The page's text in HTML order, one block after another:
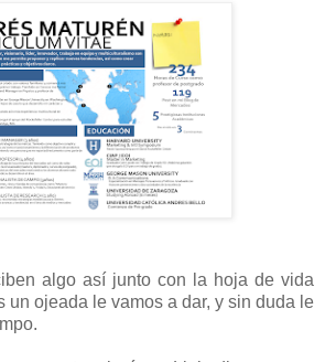
algo así junto con la hoja de vida
un ojeada le vamos a dar, y sin duda le